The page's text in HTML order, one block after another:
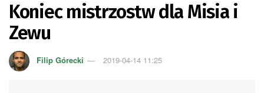
Koniec mistrzostw dla Misia i
Zewu
Filip Górecki 2019-04-14 11:25